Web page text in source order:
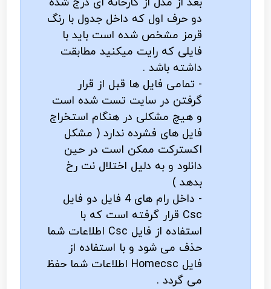
دو حرف اول که داخل جدول با رنگ
قرمز مشخص شده است باید با
فایلی که رایت میکنید مطابقت
داشته باشد .
- تمامی فایل ها قبل از قرار
گرفتن در سایت تست شده است
و هیچ مشکلی در هنگام استخراج
فایل های فشرده ندارد ( مشکل
اکسترکت ممکن است در حین
دانلود و به دلیل اختلال نت رخ
بدهد )
- داخل رام های 4 فایل دو فایل
Csc قرار گرفته است که با
استفاده از فایل Csc اطلاعات شما
حذف می شود و با استفاده از
فایل Homecsc اطلاعات شما حفظ
می گردد .